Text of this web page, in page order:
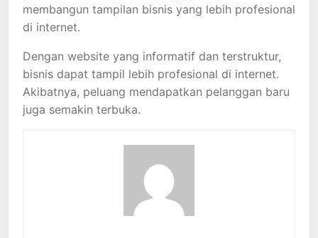
membangun tampilan bisnis yang lebih profesional
di internet.
Dengan website yang informatif dan terstruktur,
bisnis dapat tampil lebih profesional di internet.
Akibatnya, peluang mendapatkan pelanggan baru
juga semakin terbuka.